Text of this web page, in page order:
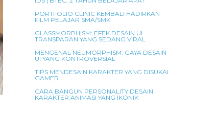
PORTFOLIO CLINIC KEMBALI HADIRKAN
FILM PELAJAR SMA/SMK
GLASSMORPHISM: EFEK DESAIN UI
TRANSPARAN YANG SEDANG VIRAL
MENGENAL NEUMORPHISM: GAYA DESAIN
UI YANG KONTROVERSIAL
TIPS MENDESAIN KARAKTER YANG DISUKAI
GAMER
CARA BANGUN PERSONALITY DESAIN
KARAKTER ANIMASI YANG IKONIK